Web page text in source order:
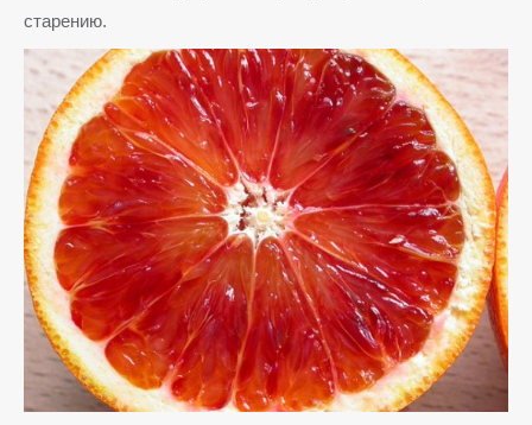
старению.